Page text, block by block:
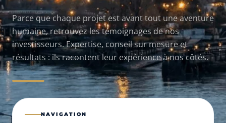
Parce que chaque projet est avant tout une aventure
humaine, retrouvez les témoignages de nos
investisseurs. Expertise, conseil sur mesure et
résultats : ils racontent leur expérience à nos côtés.
NAVIGATION